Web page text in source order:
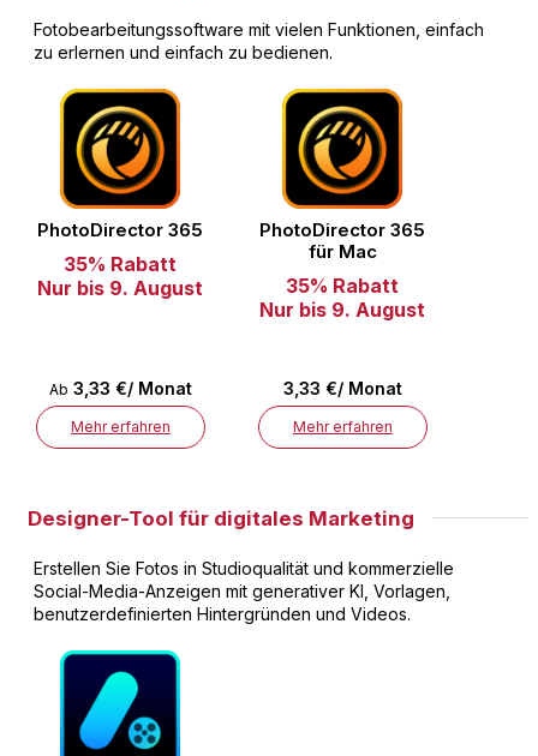
Fotobearbeitungssoftware mit vielen Funktionen, einfach
zu erlernen und einfach zu bedienen.
PhotoDirector 365
35% Rabatt
Nur bis 9. August
Ab 3,33 €/ Monat
Mehr erfahren
PhotoDirector 365
für Mac
35% Rabatt
Nur bis 9. August
3,33 €/ Monat
Mehr erfahren
Designer-Tool für digitales Marketing
Erstellen Sie Fotos in Studioqualität und kommerzielle
Social-Media-Anzeigen mit generativer KI, Vorlagen,
benutzerdefinierten Hintergründen und Videos.